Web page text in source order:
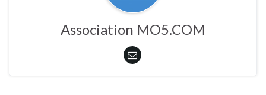
Association MO5.COM